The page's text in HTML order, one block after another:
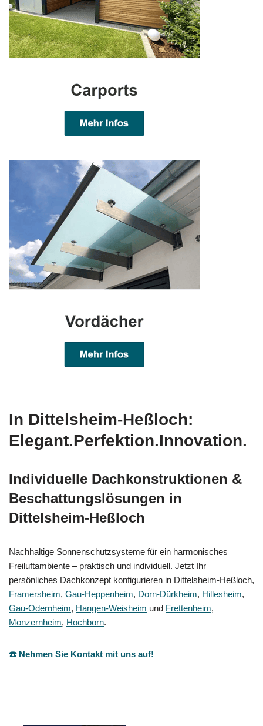
In Dittelsheim-Heßloch:
Elegant.Perfektion.Innovation.
Individuelle Dachkonstruktionen &
Beschattungslösungen in
Dittelsheim-Heßloch
Nachhaltige Sonnenschutzsysteme für ein harmonisches
Freiluftambiente – praktisch und individuell. Jetzt Ihr
persönliches Dachkonzept konfigurieren in Dittelsheim-Heßloch,
Framersheim, Gau-Heppenheim, Dorn-Dürkheim, Hillesheim,
Gau-Odernheim, Hangen-Weisheim und Frettenheim,
Monzernheim, Hochborn.
☎️ Nehmen Sie Kontakt mit uns auf!